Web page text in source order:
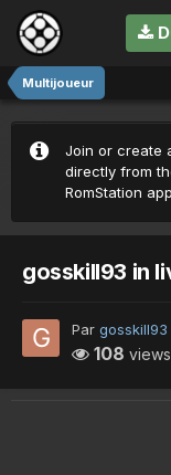
Multijoueur
Join or create
directly from
RomStation
gosskill93 in
Par gosskill93
108